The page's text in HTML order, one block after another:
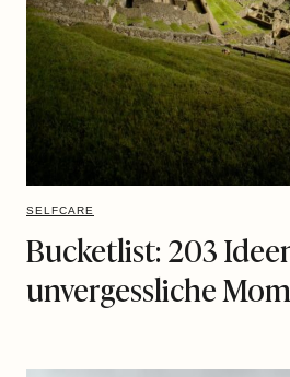
SELFCARE
Bucketlist: 203
unvergessliche